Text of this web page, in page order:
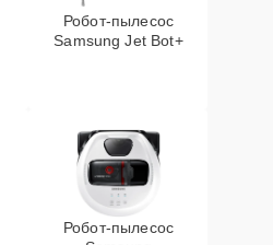
Робот-пылесос
Samsung Jet Bot+
Робот-пылесос